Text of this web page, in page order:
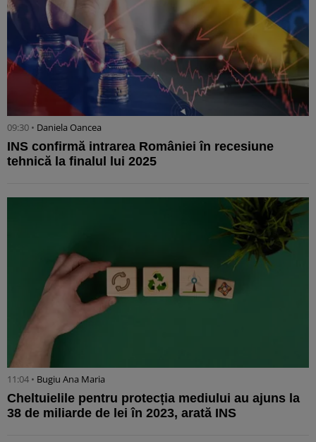
09:30 • Daniela Oancea
INS confirmă intrarea României în recesiune
tehnică la finalul lui 2025
11:04 • Bugiu ⁠Ana Maria
Cheltuielile pentru protecția mediului au ajuns la
38 de miliarde de lei în 2023, arată INS